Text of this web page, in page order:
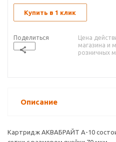
Купить в 1 клик
Поделиться
Цена
магазина и
розничных
Описание
Картридж АКВАБРАЙТ А-10